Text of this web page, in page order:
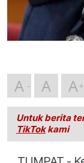
A A A
Untuk berita
TikTokkami